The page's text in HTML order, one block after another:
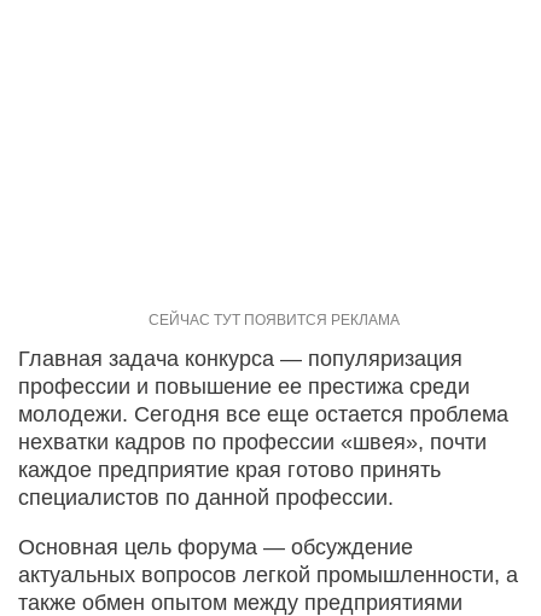
Главная задача конкурса — популяризация
профессии и повышение ее престижа среди
молодежи. Сегодня все еще остается проблема
нехватки кадров по профессии «швея», почти
каждое предприятие края готово принять
специалистов по данной профессии.
Основная цель форума — обсуждение
актуальных вопросов легкой промышленности, а
также обмен опытом между предприятиями